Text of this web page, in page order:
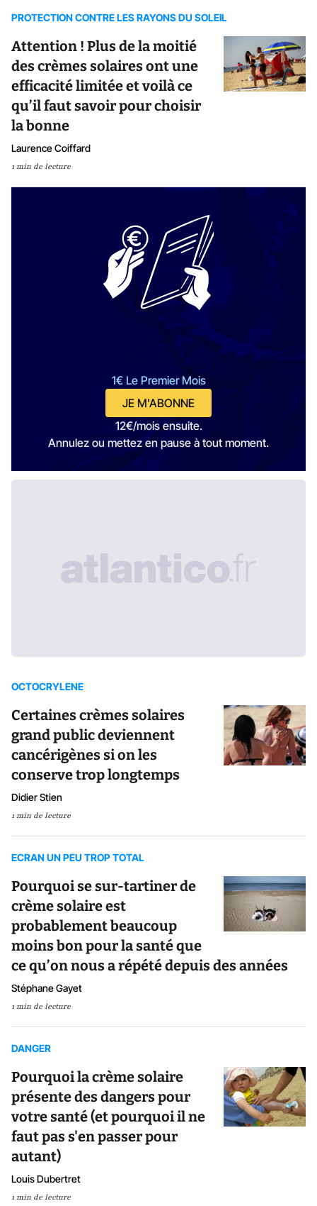
PROTECTION CONTRE LES RAYONS DU SOLEIL
Attention ! Plus de la moitié
des crèmes solaires ont une
efficacité limitée et voilà ce
qu’il faut savoir pour choisir
la bonne
Laurence Coiffard
1 min de lecture
1€ Le Premier Mois
JE M'ABONNE
12€/mois ensuite.
Annulez ou mettez en pause à tout moment.
OCTOCRYLENE
Certaines crèmes solaires
grand public deviennent
cancérigènes si on les
conserve trop longtemps
Didier Stien
1 min de lecture
ECRAN UN PEU TROP TOTAL
Pourquoi se sur-tartiner de
crème solaire est
probablement beaucoup
moins bon pour la santé que
ce qu’on nous a répété depuis des années
Stéphane Gayet
1 min de lecture
DANGER
Pourquoi la crème solaire
présente des dangers pour
votre santé (et pourquoi il ne
faut pas s'en passer pour
autant)
Louis Dubertret
1 min de lecture